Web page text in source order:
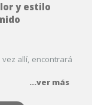
y estilo
allí, encontrará
...ver más